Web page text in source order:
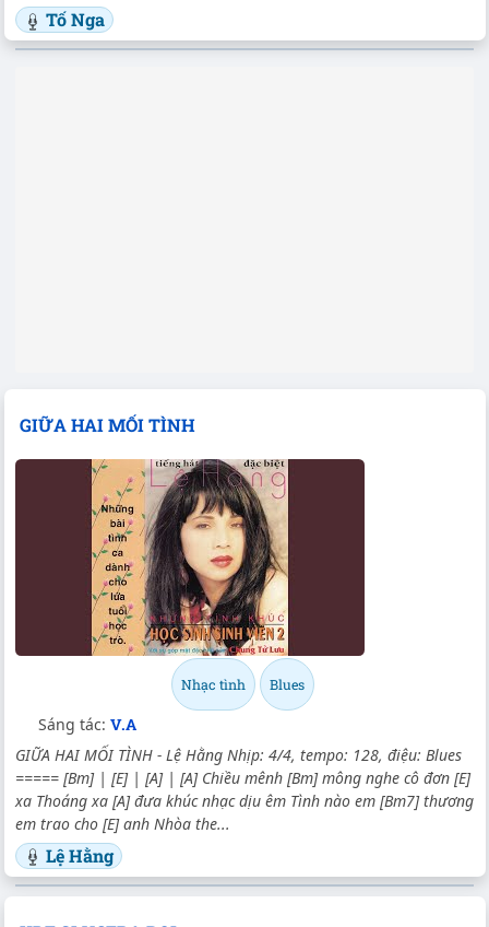
Tố Nga
GIỮA HAI MỐI TÌNH
Nhạc tình Blues
Sáng tác: V.A
GIỮA HAI MỐI TÌNH - Lệ Hằng Nhịp: 4/4, tempo: 128, điệu: Blues
===== [Bm] | [E] | [A] | [A] Chiều mênh [Bm] mông nghe cô đơn [E]
xa Thoáng xa [A] đưa khúc nhạc dịu êm Tình nào em [Bm7] thương
em trao cho [E] anh Nhòa the...
Lệ Hằng